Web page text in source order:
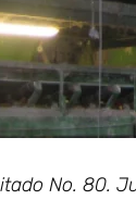
No. 80.